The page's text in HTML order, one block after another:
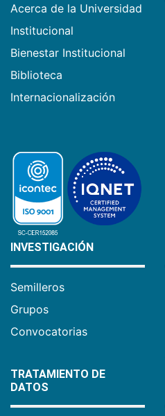
Acerca de la Universidad
Institucional
Bienestar Institucional
Biblioteca
Internacionalización
INVESTIGACIÓN
Semilleros
Grupos
Convocatorias
TRATAMIENTO DE
DATOS